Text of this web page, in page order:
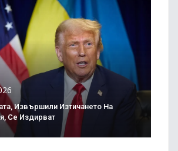
Извършили Изтичането На
Се Издирват